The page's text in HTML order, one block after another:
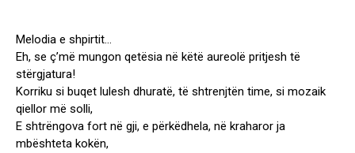
Melodia e shpirtit…
Eh, se ç’më mungon qetësia në këtë aureolë pritjesh të
stërgjatura!
Korriku si buqet lulesh dhuratë, të shtrenjtën time, si mozaik
qiellor më solli,
E shtrëngova fort në gji, e përkëdhela, në kraharor ja
mbështeta kokën,